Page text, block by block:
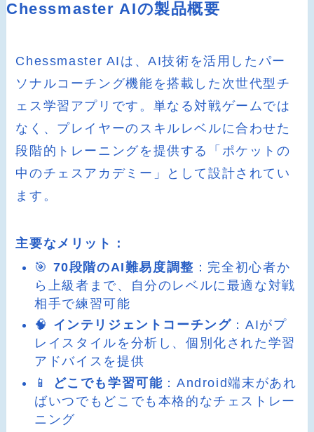
Chessmaster AIの製品概要
Chessmaster AIは、AI技術を活用したパー
ソナルコーチング機能を搭載した次世代型チ
ェス学習アプリです。単なる対戦ゲームでは
なく、プレイヤーのスキルレベルに合わせた
段階的トレーニングを提供する「ポケットの
中のチェスアカデミー」として設計されてい
ます。
主要なメリット：
🎯 70段階のAI難易度調整 ：完全初心者か
ら上級者まで、自分のレベルに最適な対戦
相手で練習可能
🧠 インテリジェントコーチング ：AIがプ
レイスタイルを分析し、個別化された学習
アドバイスを提供
📱
どこでも学習可能 ：Android端末があれ
ばいつでもどこでも本格的なチェストレー
ニング